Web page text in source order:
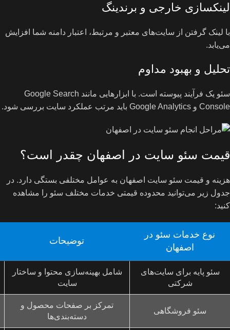
لینکسازی خارجی و برندینگ
با لینک گرفتن از سایت‌های معتبر و مرتبط، اعتبار دامنه شما افزایش
می‌یابد.
تحلیل و بهبود مداوم
سئو یک فرآیند پیوسته است. با ابزارهایی مانند Google Search
Console و Google Analytics باید مرتب عملکرد سایت بررسی شود.
قیمت سئو سایت در اصفهان چقدر است؟
هزینه و قیمت سئو سایت اصفهان به عوامل مختلفی بستگی دارد. در
جدول زیر می‌توانید محدوده قیمتی خدمات مختلف سئو را مشاهده
کنید:
نوع خدمات سئو در
اصفهان
توضیحات
سئو پایه برای سایت‌های
شرکتی
شامل بهینه‌سازی محتوا و ساختار
سایت
سئو فروشگاهی
تمرکز بر صفحات محصول و
دسته‌بندی‌ها